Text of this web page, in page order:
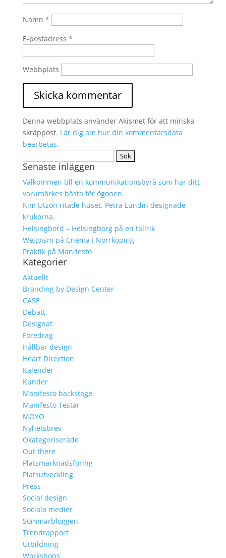
Namn *
E-postadress *
Webbplats
Denna webbplats använder Akismet för att minska
skräppost. Lär dig om hur din kommentarsdata
bearbetas.
efter:
Senaste inläggen
Välkommen till en kommunikationsbyrå som har ditt
varumärkes bästa för ögonen.
Kim Utzon ritade huset. Petra Lundin designade
krukorna.
Helsingbord – Helsingborg på en tallrik
Wegoism på Cnema i Norrköping
Praktik på Manifesto
Kategorier
Aktuellt
Branding by Design Center
CASE
Debatt
Designat
Föredrag
Hållbar design
Heart Direction
Kalender
Kunder
Manifesto backstage
Manifesto Testar
MOYO
Nyhetsbrev
Okategoriserade
Out there
Platsmarknadsföring
Platsutveckling
Press
Social design
Sociala medier
Sommarbloggen
Trendrapport
Utbildning
Workshops